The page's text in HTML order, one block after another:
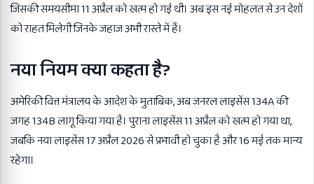
जिसकी समयसीमा 11 अप्रैल को खत्म हो गई थी। अब इस नई मोहलत से उन देशों
को राहत मिलेगी जिनके जहाज अभी रास्ते में हैं।
नया नियम क्या कहता है?
अमेरिकी वित्त मंत्रालय के आदेश के मुताबिक, अब जनरल लाइसेंस 134A की
जगह 134B लागू किया गया है। पुराना लाइसेंस 11 अप्रैल को खत्म हो गया था,
जबकि नया लाइसेंस 17 अप्रैल 2026 से प्रभावी हो चुका है और 16 मई तक मान्य
रहेगा।